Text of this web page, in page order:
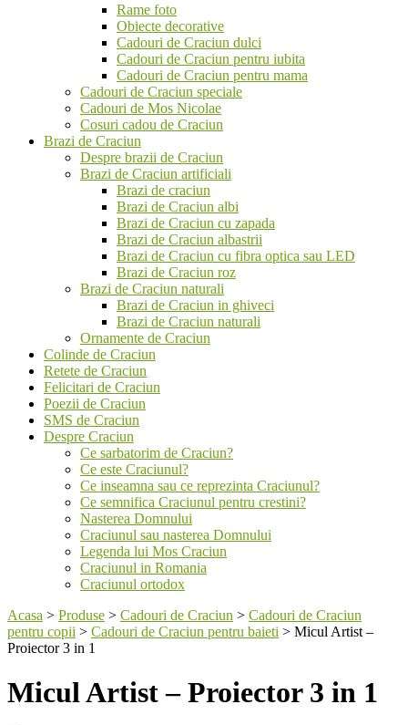
Rame foto
Obiecte decorative
Cadouri de Craciun dulci
Cadouri de Craciun pentru iubita
Cadouri de Craciun pentru mama
Cadouri de Craciun speciale
Cadouri de Mos Nicolae
Cosuri cadou de Craciun
Brazi de Craciun
Despre brazii de Craciun
Brazi de Craciun artificiali
Brazi de craciun
Brazi de Craciun albi
Brazi de Craciun cu zapada
Brazi de Craciun albastrii
Brazi de Craciun cu fibra optica sau LED
Brazi de Craciun roz
Brazi de Craciun naturali
Brazi de Craciun in ghiveci
Brazi de Craciun naturali
Ornamente de Craciun
Colinde de Craciun
Retete de Craciun
Felicitari de Craciun
Poezii de Craciun
SMS de Craciun
Despre Craciun
Ce sarbatorim de Craciun?
Ce este Craciunul?
Ce inseamna sau ce reprezinta Craciunul?
Ce semnifica Craciunul pentru crestini?
Nasterea Domnului
Craciunul sau nasterea Domnului
Legenda lui Mos Craciun
Craciunul in Romania
Craciunul ortodox
Acasa > Produse > Cadouri de Craciun > Cadouri de Craciun
pentru copii > Cadouri de Craciun pentru baieti > Micul Artist –
Proiector 3 in 1
Micul Artist – Proiector 3 in 1